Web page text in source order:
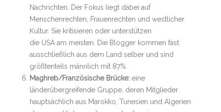
Nachrichten. Der Fokus liegt dabei auf
Menschenrechten, Frauenrechten und westlicher
Kultur. Sie kritisieren oder unterstützen
die USA am meisten. Die Blogger kommen fast
ausschließlich aus dem Land selber und sind
größtenteils männlich mit 87%.
Maghreb/Französische Brücke: eine
länderübergreifende Gruppe, deren Mitglieder
hauptsächlich aus Marokko, Tunesien und Algerien